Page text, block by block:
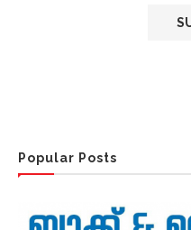
Popular Posts